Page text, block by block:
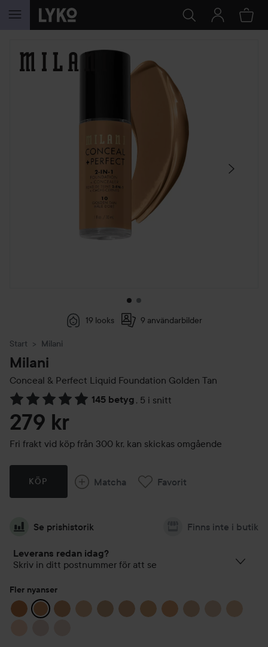
HOPPA TILL INNEHÅLLET
HOPPA ÖVER SEKTIONEN
19 looks 9 användarbilder
Start Milani
Milani
Conceal & Perfect Liquid Foundation Golden Tan
145 betyg , 5 i snitt
Hoppa till Betyg & kommentarer
279 kr
Fri frakt vid köp från 300 kr, kan skickas omgående
KÖP Matcha Favorit
Se prishistorik Finns inte i butik
Leverans redan idag?
Skriv in ditt postnummer för att se
Fler nyanser